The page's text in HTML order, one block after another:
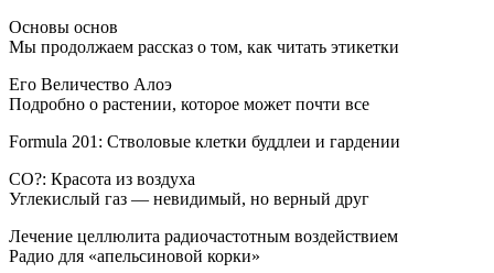
Основы основ
Мы продолжаем рассказ о том, как читать этикетки
Его Величество Алоэ
Подробно о растении, которое может почти все
Formula 201: Стволовые клетки буддлеи и гардении
CO?: Красота из воздуха
Углекислый газ — невидимый, но верный друг
Лечение целлюлита радиочастотным воздействием
Радио для «апельсиновой корки»